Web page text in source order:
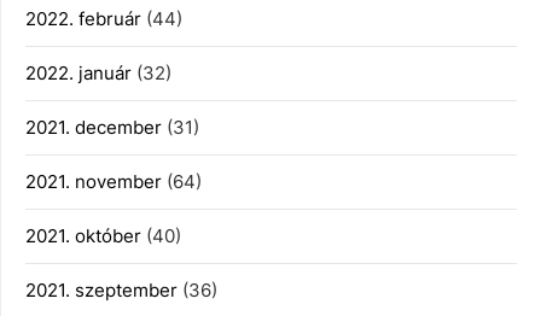
2022. február (44)
2022. január (32)
2021. december (31)
2021. november (64)
2021. október (40)
2021. szeptember (36)